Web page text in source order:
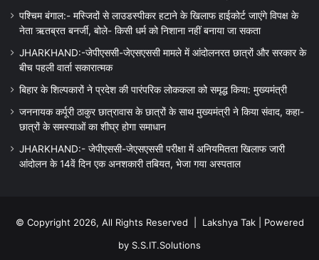
पश्चिम बंगाल:- मस्जिदों से लाउडस्पीकर हटाने के खिलाफ हाईकोर्ट जाएंगे विपक्ष के
नेता ऋतब्रत बनर्जी, बोले- किसी धर्म को निशाना नहीं बनाया जा सकता
JHARKHAND:-जेपीएससी-जेएसएससी मामले में आंदोलनरत छात्रों और सरकार के
बीच पहली वार्ता सकारात्मक
बिहार के शिल्पकारों ने प्रदेश की पारंपरिक लोककला को समृद्ध किया: मुख्यमंत्री
जननायक कर्पूरी ठाकुर छात्रावास के छात्रों के साथ मुख्यमंत्री ने किया संवाद, कहा-
छात्रों के समस्याओं का शीघ्र होगा समाधान
JHARKHAND:- जेपीएससी-जेएसएससी परीक्षा में अनियमितता खिलाफ जारी
आंदोलन के 14वें दिन एक अनशकारी तबियत, भेजा गया अस्पताल
© Copyright 2026, All Rights Reserved | Lakshya Tak| Powered
by S.S.IT.Solutions